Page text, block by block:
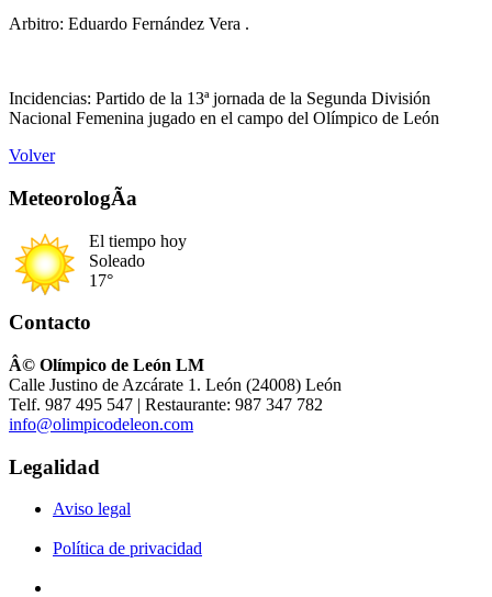
Arbitro: Eduardo Fernández Vera .
Incidencias: Partido de la 13ª jornada de la Segunda División
Nacional Femenina jugado en el campo del Olímpico de León
Volver
MeteorologÃ­a
El tiempo hoy
Soleado
17°
Contacto
Â© Olímpico de León LM
Calle Justino de Azcárate 1. León (24008) León
Telf. 987 495 547 | Restaurante: 987 347 782
info@olimpicodeleon.com
Legalidad
Aviso legal
Política de privacidad